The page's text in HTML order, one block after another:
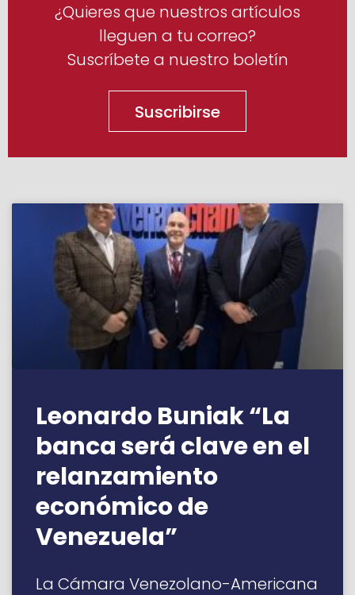
¿Quieres que nuestros artículos
lleguen a tu correo?
Suscríbete a nuestro boletín
Suscribirse
Leonardo Buniak “La
banca será clave en el
relanzamiento
económico de
Venezuela”
La Cámara Venezolano-Americana